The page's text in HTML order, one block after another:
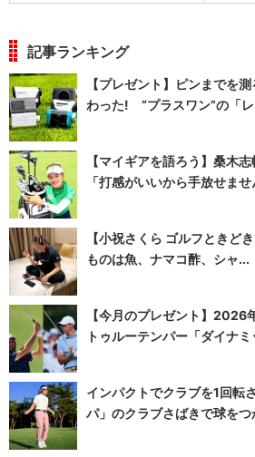
記事ランキング
【プレゼント】ピンまでを
わった! “プラスワン”の「
【マイギアを語ろう】桑木
「打感がいいから手放せませ
【小祝さくら ゴルフとき
ものは魚、ナマコ酢、シャ...
【今月のプレゼント】2026
トゥルーテンパー「ダイナミ
インパクトでクラブを1回転
パ」のクラブさばきで球をつ